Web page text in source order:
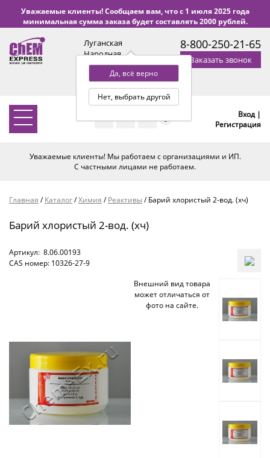
Уважаемые клиенты! Сообщаем вам, что с 1 июля 2025 года
минимальная сумма заказа будет составлять 2000 рублей.
Луганская
Народная
Республика
Да, всё верно
Нет, выбрать другой
с 9:00 до 18:00 по Уфе
(+2 МСК)
8-800-250-21-65
Заказать звонок
0
Вход |
Регистрация
Уважаемые клиенты! Мы работаем с организациями и ИП.
С частными лицами не работаем.
Главная /Каталог/Химия /Реактивы/Барий хлористый 2-вод. (хч)
Барий хлористый 2-вод. (хч)
Артикул: 8.06.00193
CAS номер: 10326-27-9
Внешний вид товара
может отличаться от
фото на сайте.